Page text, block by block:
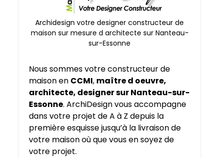
Archidesign votre designer constructeur de
maison sur mesure d architecte sur Nanteau-
sur-Essonne
Nous sommes votre constructeur de
maison en CCMI, maître d oeuvre,
architecte, designer sur Nanteau-sur-
Essonne. ArchiDesign vous accompagne
dans votre projet de A à Z depuis la
première esquisse jusqu’à la livraison de
votre maison où que vous en soyez de
votre projet.